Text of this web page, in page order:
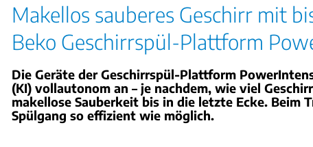
Makellos sauberes Geschirr mit
Beko Geschirrspül-Plattform
Die Geräte der Geschirrspül-Plattform
(KI) vollautonom an – je nachdem, wie viel
makellose Sauberkeit bis in die letzte Ecke. Beim
Spülgang so effizient wie möglich.